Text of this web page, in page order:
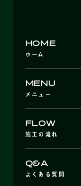
HOME
ホーム
MENU
メニュー
FLOW
施工の流れ
Q&A
よくある質問